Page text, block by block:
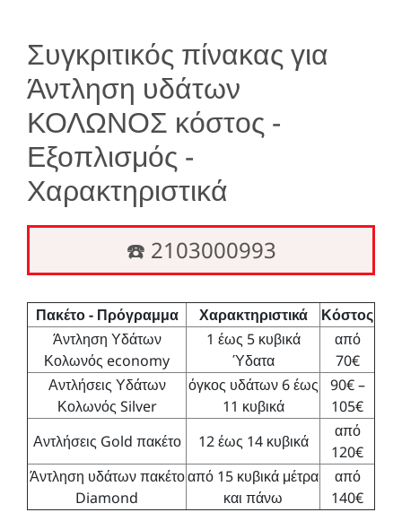
Συγκριτικός πίνακας για
Άντληση υδάτων
ΚΟΛΩΝΟΣ κόστος -
Εξοπλισμός -
Χαρακτηριστικά
☎️ 2103000993
Πακέτο - Πρόγραμμα Χαρακτηριστικά
Κόστος
Άντληση Υδάτων
Κολωνός economy
1 έως 5 κυβικά
Ύδατα
από
70€
Αντλήσεις Υδάτων
Κολωνός Silver
όγκος υδάτων 6 έως
11 κυβικά
90€ –
105€
Αντλήσεις Gold πακέτο
12 έως 14 κυβικά
από
120€
Άντληση υδάτων πακέτο
Diamond
από 15 κυβικά μέτρα
και πάνω
από
140€